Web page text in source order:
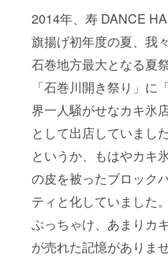
2014年、寿 DANCE
旗揚げ初年度の夏、我
石巻地方最大となる夏
「石巻川開き祭り」に
界一人騒がせなカキ氷店
として出店していました
というか、もはやカキ
の皮を被ったブロック
ティと化していました。
ぶっちゃけ、あまりカ
が売れた記憶がありま